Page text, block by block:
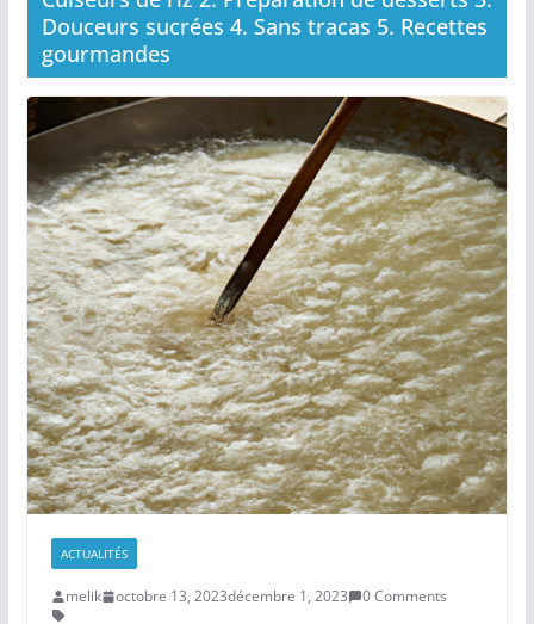
Douceurs sucrées 4. Sans tracas 5. Recettes
gourmandes
ACTUALITÉS
melik octobre 13, 2023décembre 1, 2023
0 Comments